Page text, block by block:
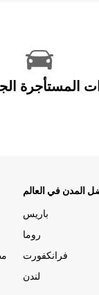
المستأجرة
المدن في العالم
باريس
روما
فرانكفورت
لندن